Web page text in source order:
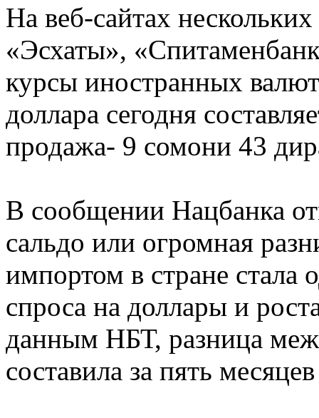
На веб-сайтах
«Эсхаты»,
курсы иностранных
доллара сегодня
продажа- 9 сомони 43
В сообщении Нацбанка
сальдо или огромная
импортом в стране стала
спроса на доллары и
данным НБТ, разница
составила за пять